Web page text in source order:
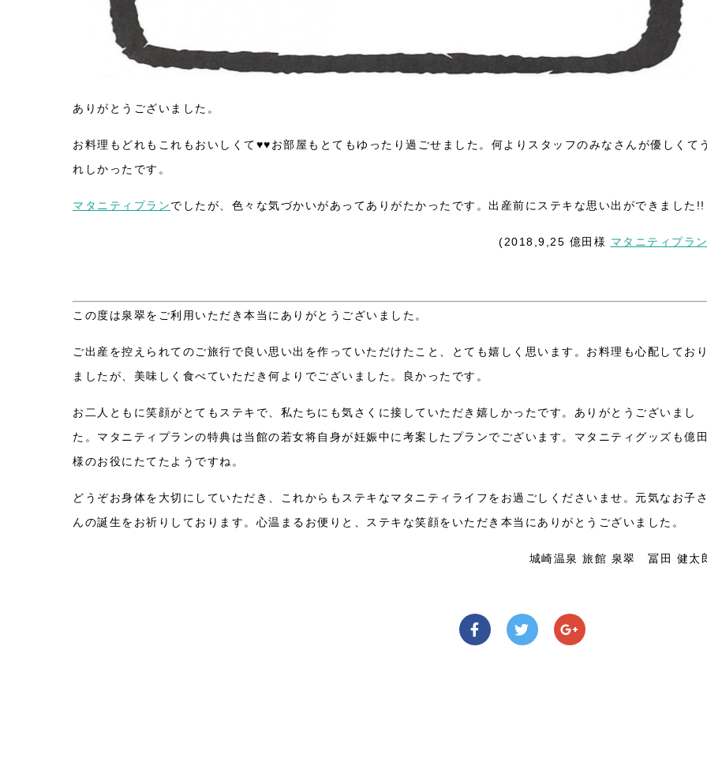
ありがとうございました。
お料理もどれもこれもおいしくて♥♥お部屋もとてもゆったり過ごせました。何よりスタッフのみなさんが優しくてう
れしかったです。
マタニティプランでしたが、色々な気づかいがあってありがたかったです。出産前にステキな思い出ができました!!
(2018,9,25 億田様 マタニティプラン
この度は泉翠をご利用いただき本当にありがとうございました。
ご出産を控えられてのご旅行で良い思い出を作っていただけたこと、とても嬉しく思います。お料理も心配しており
ましたが、美味しく食べていただき何よりでございました。良かったです。
お二人ともに笑顔がとてもステキで、私たちにも気さくに接していただき嬉しかったです。ありがとうございまし
た。マタニティプランの特典は当館の若女将自身が妊娠中に考案したプランでございます。マタニティグッズも億田
様のお役にたてたようですね。
どうぞお身体を大切にしていただき、これからもステキなマタニティライフをお過ごしくださいませ。元気なお子さ
んの誕生をお祈りしております。心温まるお便りと、ステキな笑顔をいただき本当にありがとうございました。
城崎温泉 旅館 泉翠 冨田 健太